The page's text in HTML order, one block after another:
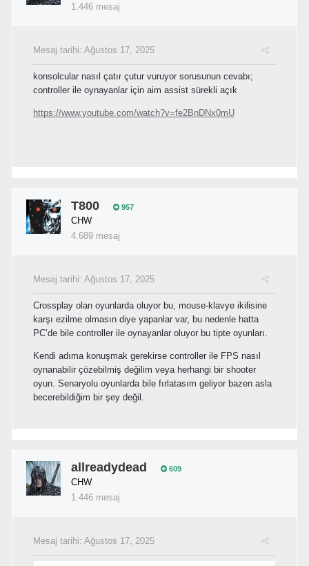
1.446 mesaj
Mesaj tarihi: Ağustos 17, 2025
konsolcular nasıl çatır çutur vuruyor sorusunun cevabı;
controller ile oynayanlar için aim assist sürekli açık
https://www.youtube.com/watch?v=fe2BnDNx0mU
T800 957
CHW
4.689 mesaj
Mesaj tarihi: Ağustos 17, 2025
Crossplay olan oyunlarda oluyor bu, mouse-klavye ikilisine
karşı ezilme olmasın diye yapanlar var, bu nedenle hatta
PC’de bile controller ile oynayanlar oluyor bu tipte oyunları.
Kendi adıma konuşmak gerekirse controller ile FPS nasıl
oynanabilir çözebilmiş değilim veya herhangi bir shooter
oyun. Senaryolu oyunlarda bile fırlatasım geliyor bazen asla
becerebildiğim bir şey değil.
allreadydead 609
CHW
1.446 mesaj
Mesaj tarihi: Ağustos 17, 2025